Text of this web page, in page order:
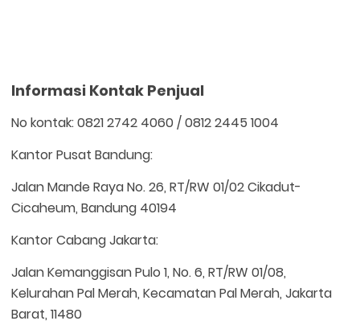
Informasi Kontak Penjual
No kontak: 0821 2742 4060 / 0812 2445 1004
Kantor Pusat Bandung:
Jalan Mande Raya No. 26, RT/RW 01/02 Cikadut-
Cicaheum, Bandung 40194
Kantor Cabang Jakarta:
Jalan Kemanggisan Pulo 1, No. 6, RT/RW 01/08,
Kelurahan Pal Merah, Kecamatan Pal Merah, Jakarta
Barat, 11480